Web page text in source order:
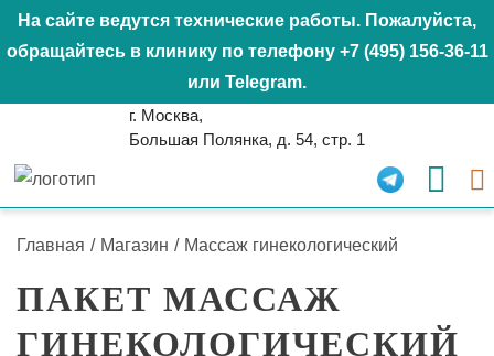
На сайте ведутся технические работы. Пожалуйста,
обращайтесь в клинику по телефону +7 (495) 156-36-11
или Telegram.
г. Москва,
Большая Полянка, д. 54, стр. 1
Главная / Магазин / Массаж гинекологический
ПАКЕТ МАССАЖ
ГИНЕКОЛОГИЧЕСКИЙ